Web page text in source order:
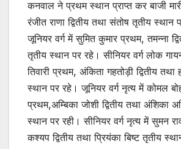
कनवाल ने प्रथम स्थान प्राप्त कर बाजी
रंजीत राणा द्वितीय तथा संतोष तृतीय
जूनियर वर्ग में सुमित कुमार प्रथम, तमन्ना
तृतीय स्थान पर रहे। सीनियर वर्ग लोक
तिवारी प्रथम, अंकिता गहतोड़ी द्वितीय तथा
स्थान पर रहे। जूनियर वर्ग नृत्य में कोमल
प्रथम,अम्बिका जोशी द्वितीय तथा अंशिका
स्थान पर रही। सीनियर वर्ग नृत्य में सुमन
कश्यप द्वितीय तथा प्रियंका बिष्ट तृतीय